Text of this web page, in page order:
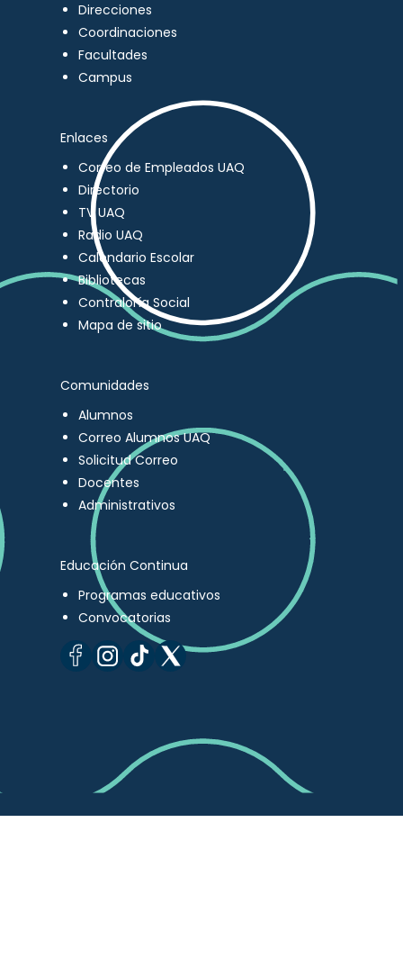
Direcciones
Coordinaciones
Facultades
Campus
Enlaces
Correo de Empleados UAQ
Directorio
TV UAQ
Radio UAQ
Calendario Escolar
Bibliotecas
Contraloría Social
Mapa de sitio
Comunidades
Alumnos
Correo Alumnos UAQ
Solicitud Correo
Docentes
Administrativos
Educación Continua
Programas educativos
Convocatorias